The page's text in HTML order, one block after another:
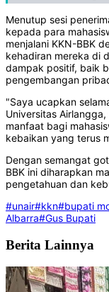
Menutup sesi
kepada para
menjalani KKN-BBK
kehadiran mereka di
dampak positif, baik
pengembangan
"Saya ucapkan
Universitas
manfaat bagi
kebaikan yang terus
Dengan semangat
BBK ini diharapkan
pengetahuan dan
#unair#kkn#bupati
Albarra#Gus Bupati
Berita Lainnya